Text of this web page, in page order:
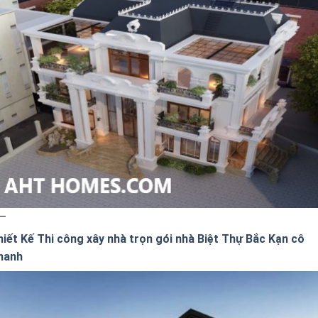
Kế Thi công xây nhà trọn gói nhà Biệt Thự Bắc Kạn cô